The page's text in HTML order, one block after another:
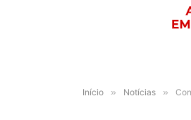
Início » Notícias »